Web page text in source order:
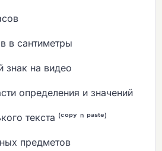
в сантиметры
знак на видео
определения и значений
текста ⁽ᶜᵒᵖʸ ⁿ ᵖᵃˢᵗᵉ⁾
предметов